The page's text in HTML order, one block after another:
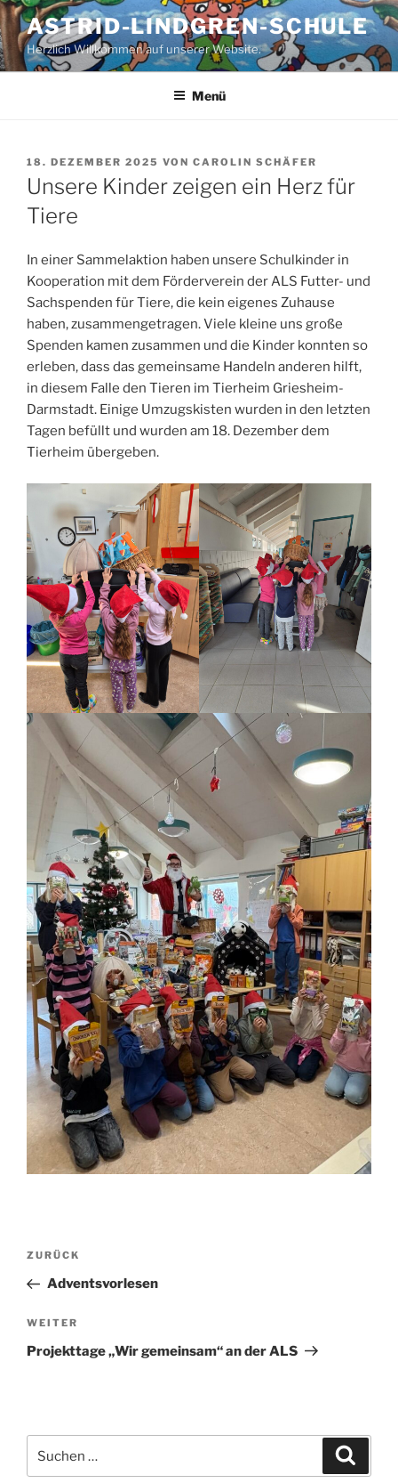
Zum
Inhalt
springen
ASTRID-LINDGREN-SCHULE
Herzlich Willkommen auf unserer Website.
Menü
VERÖFFENTLICHT
AM
18. DEZEMBER 2025 VON CAROLIN SCHÄFER
Unsere Kinder zeigen ein Herz für
Tiere
In einer Sammelaktion haben unsere Schulkinder in
Kooperation mit dem Förderverein der ALS Futter- und
Sachspenden für Tiere, die kein eigenes Zuhause
haben, zusammengetragen. Viele kleine uns große
Spenden kamen zusammen und die Kinder konnten so
erleben, dass das gemeinsame Handeln anderen hilft,
in diesem Falle den Tieren im Tierheim Griesheim-
Darmstadt. Einige Umzugskisten wurden in den letzten
Tagen befüllt und wurden am 18. Dezember dem
Tierheim übergeben.
Beitragsnavigation
Vorheriger
Beitrag
ZURÜCK
Adventsvorlesen
Nächster
Beitrag
WEITER
Projekttage „Wir gemeinsam“ an der ALS
nach: